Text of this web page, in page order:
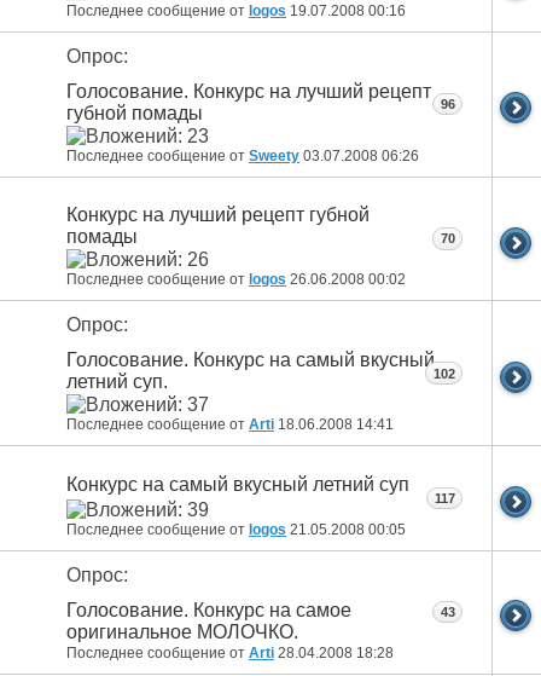
Последнее сообщение от logos 19.07.2008 00:16
Опрос:
Голосование. Конкурс на лучший рецепт
губной помады
Последнее сообщение от Sweety 03.07.2008 06:26
96
Конкурс на лучший рецепт губной
помады
Последнее сообщение от logos 26.06.2008 00:02
70
Опрос:
Голосование. Конкурс на самый вкусный
летний суп.
Последнее сообщение от Arti 18.06.2008 14:41
102
Конкурс на самый вкусный летний суп
Последнее сообщение от logos 21.05.2008 00:05
117
Опрос:
Голосование. Конкурс на самое
оригинальное МОЛОЧКО.
Последнее сообщение от Arti 28.04.2008 18:28
43